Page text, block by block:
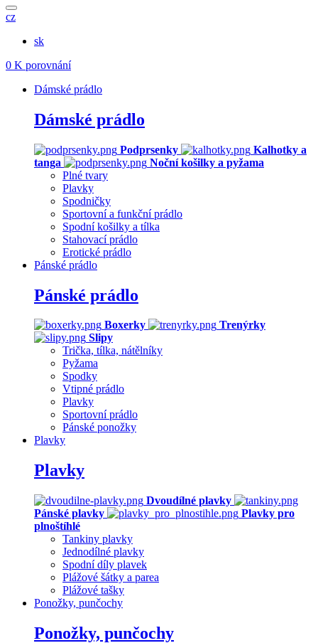
cz
sk
0 K porovnání
Dámské prádlo
Dámské prádlo
Podprsenky
Kalhotky a
tanga
Noční košilky a pyžama
Plné tvary
Plavky
Spodničky
Sportovní a funkční prádlo
Spodní košilky a tílka
Stahovací prádlo
Erotické prádlo
Pánské prádlo
Pánské prádlo
Boxerky
Trenýrky
Slipy
Trička, tílka, nátělníky
Pyžama
Spodky
Vtipné prádlo
Plavky
Sportovní prádlo
Pánské ponožky
Plavky
Plavky
Dvoudílné plavky
Pánské plavky
Plavky pro
plnoštíhlé
Tankiny plavky
Jednodílné plavky
Spodní díly plavek
Plážové šátky a parea
Plážové tašky
Ponožky, punčochy
Ponožky, punčochy